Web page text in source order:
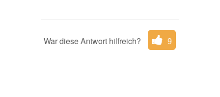
War diese Antwort hilfreich? 9